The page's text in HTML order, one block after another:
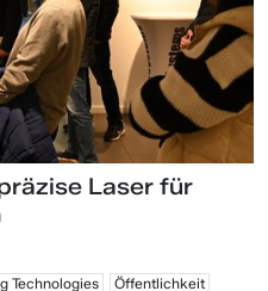
Laser für
Technologies
Öffentlichkeit